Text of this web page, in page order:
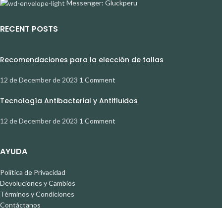
Messenger: Gluckperu
RECENT POSTS
Recomendaciones para la elección de tallas
12 de December de 2023 1 Comment
Tecnología Antibacterial y Antifluidos
12 de December de 2023 1 Comment
AYUDA
Política de Privacidad
Devoluciones y Cambios
Términos y Condiciones
Contáctanos